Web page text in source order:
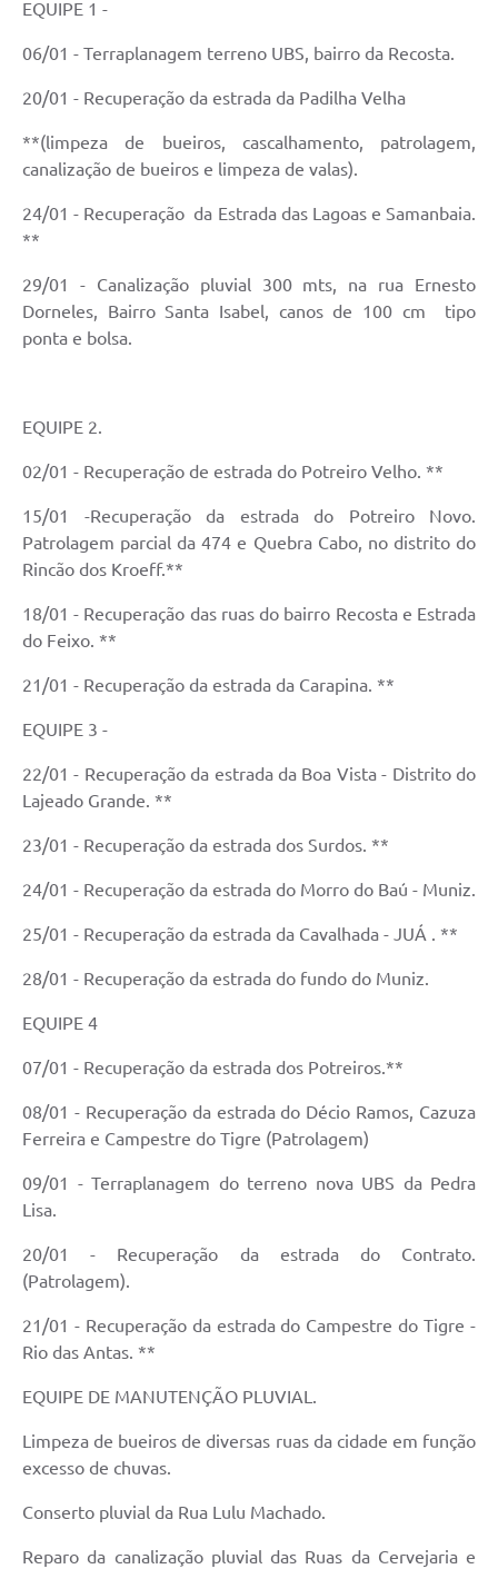
EQUIPE 1 -
06/01 - Terraplanagem terreno UBS, bairro da Recosta.
20/01 - Recuperação da estrada da Padilha Velha
**(limpeza de bueiros, cascalhamento, patrolagem,
canalização de bueiros e limpeza de valas).
24/01 - Recuperação da Estrada das Lagoas e Samanbaia.
**
29/01 - Canalização pluvial 300 mts, na rua Ernesto
Dorneles, Bairro Santa Isabel, canos de 100 cm tipo
ponta e bolsa.
EQUIPE 2.
02/01 - Recuperação de estrada do Potreiro Velho. **
15/01 -Recuperação da estrada do Potreiro Novo.
Patrolagem parcial da 474 e Quebra Cabo, no distrito do
Rincão dos Kroeff.**
18/01 - Recuperação das ruas do bairro Recosta e Estrada
do Feixo. **
21/01 - Recuperação da estrada da Carapina. **
EQUIPE 3 -
22/01 - Recuperação da estrada da Boa Vista - Distrito do
Lajeado Grande. **
23/01 - Recuperação da estrada dos Surdos. **
24/01 - Recuperação da estrada do Morro do Baú - Muniz.
25/01 - Recuperação da estrada da Cavalhada - JUÁ . **
28/01 - Recuperação da estrada do fundo do Muniz.
EQUIPE 4
07/01 - Recuperação da estrada dos Potreiros.**
08/01 - Recuperação da estrada do Décio Ramos, Cazuza
Ferreira e Campestre do Tigre (Patrolagem)
09/01 - Terraplanagem do terreno nova UBS da Pedra
Lisa.
20/01 - Recuperação da estrada do Contrato.
(Patrolagem).
21/01 - Recuperação da estrada do Campestre do Tigre -
Rio das Antas. **
EQUIPE DE MANUTENÇÃO PLUVIAL.
Limpeza de bueiros de diversas ruas da cidade em função
excesso de chuvas.
Conserto pluvial da Rua Lulu Machado.
Reparo da canalização pluvial das Ruas da Cervejaria e